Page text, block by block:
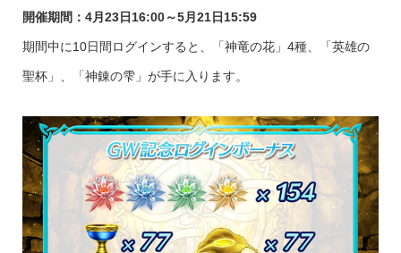
開催期間：4月23日16:00～5月21日15:59
期間中に10日間ログインすると、「神竜の花」4種、「英雄の
聖杯」、「神錬の雫」が手に入ります。